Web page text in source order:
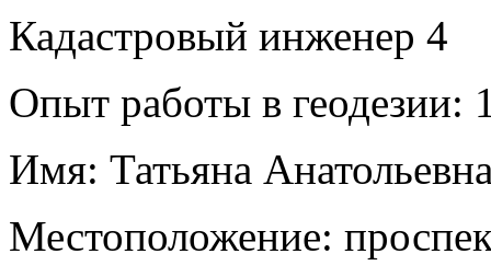
Кадастровый инженер 4
Опыт работы в геодезии:
Имя: Татьяна
Местоположение: